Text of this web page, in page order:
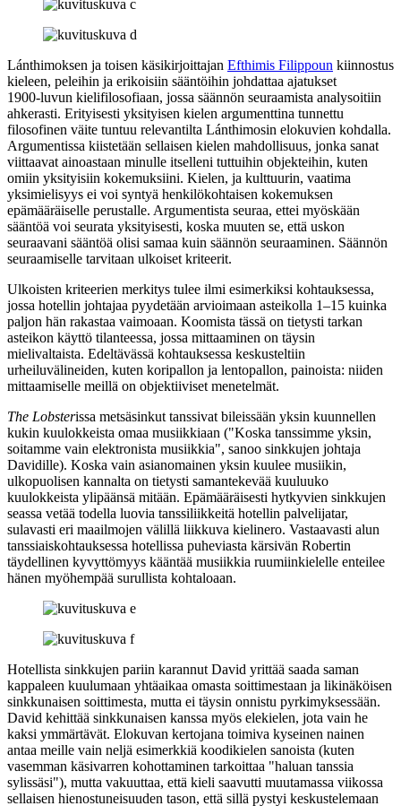
Lánthimoksen ja toisen käsikirjoittajan Efthimis Filippoun kiinnostus
kieleen, peleihin ja erikoisiin sääntöihin johdattaa ajatukset
1900‑luvun kielifilosofiaan, jossa säännön seuraamista analysoitiin
ahkerasti. Erityisesti yksityisen kielen argumenttina tunnettu
filosofinen väite tuntuu relevantilta Lánthimosin elokuvien kohdalla.
Argumentissa kiistetään sellaisen kielen mahdollisuus, jonka sanat
viittaavat ainoastaan minulle itselleni tuttuihin objekteihin, kuten
omiin yksityisiin kokemuksiini. Kielen, ja kulttuurin, vaatima
yksimielisyys ei voi syntyä henkilökohtaisen kokemuksen
epämääräiselle perustalle. Argumentista seuraa, ettei myöskään
sääntöä voi seurata yksityisesti, koska muuten se, että uskon
seuraavani sääntöä olisi samaa kuin säännön seuraaminen. Säännön
seuraamiselle tarvitaan ulkoiset kriteerit.
Ulkoisten kriteerien merkitys tulee ilmi esimerkiksi kohtauksessa,
jossa hotellin johtajaa pyydetään arvioimaan asteikolla 1–15 kuinka
paljon hän rakastaa vaimoaan. Koomista tässä on tietysti tarkan
asteikon käyttö tilanteessa, jossa mittaaminen on täysin
mielivaltaista. Edeltävässä kohtauksessa keskusteltiin
urheiluvälineiden, kuten koripallon ja lentopallon, painoista: niiden
mittaamiselle meillä on objektiiviset menetelmät.
The Lobsterissa metsäsinkut tanssivat bileissään yksin kuunnellen
kukin kuulokkeista omaa musiikkiaan ("Koska tanssimme yksin,
soitamme vain elektronista musiikkia", sanoo sinkkujen johtaja
Davidille). Koska vain asianomainen yksin kuulee musiikin,
ulkopuolisen kannalta on tietysti samantekevää kuuluuko
kuulokkeista ylipäänsä mitään. Epämääräisesti hytkyvien sinkkujen
seassa vetää todella luovia tanssiliikkeitä hotellin palvelijatar,
sulavasti eri maailmojen välillä liikkuva kielinero. Vastaavasti alun
tanssiaiskohtauksessa hotellissa puheviasta kärsivän Robertin
täydellinen kyvyttömyys kääntää musiikkia ruumiinkielelle enteilee
hänen myöhempää surullista kohtaloaan.
Hotellista sinkkujen pariin karannut David yrittää saada saman
kappaleen kuulumaan yhtäaikaa omasta soittimestaan ja likinäköisen
sinkkunaisen soittimesta, mutta ei täysin onnistu pyrkimyksessään.
David kehittää sinkkunaisen kanssa myös elekielen, jota vain he
kaksi ymmärtävät. Elokuvan kertojana toimiva kyseinen nainen
antaa meille vain neljä esimerkkiä koodikielen sanoista (kuten
vasemman käsivarren kohottaminen tarkoittaa "haluan tanssia
sylissäsi"), mutta vakuuttaa, että kieli saavutti muutamassa viikossa
sellaisen hienostuneisuuden tason, että sillä pystyi keskustelemaan